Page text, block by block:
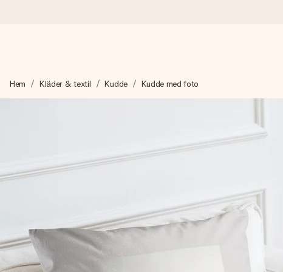
Vi skapar din gåva med omsorg och skickar den blixtsnabbt –
4,6 (baserat på +15 000 recensioner)
Våra gåvor inspirerar. Kunder ger oss 4,6 på Google Reviews.
Skapa något unikt med bara några få steg – med hennes
stunden.
Hem Kläder & textil Kudde Kudde med foto